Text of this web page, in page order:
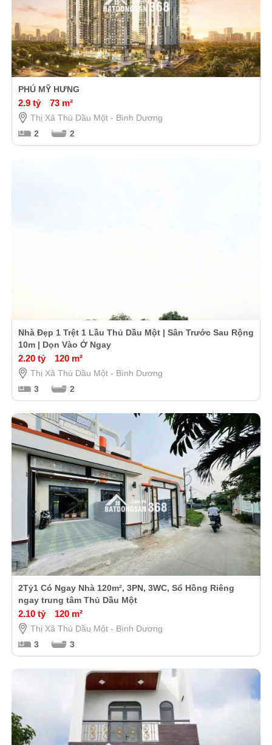
PHÚ MỸ HƯNG
2.9 tỷ 73 m²
Thị Xã Thủ Dầu Một - Bình Dương
2
2
Nhà Đẹp 1 Trệt 1 Lầu Thủ Dầu Một | Sân Trước Sau Rộng
10m | Dọn Vào Ở Ngay
2.20 tỷ 120 m²
Thị Xã Thủ Dầu Một - Bình Dương
3
2
2Tỷ1 Có Ngay Nhà 120m², 3PN, 3WC, Sổ Hồng Riêng
ngay trung tâm Thủ Dầu Một
2.10 tỷ 120 m²
Thị Xã Thủ Dầu Một - Bình Dương
3
3